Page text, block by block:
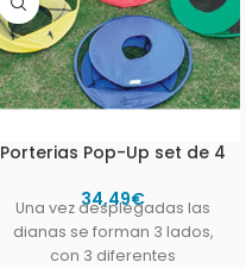
Porterias Pop-Up set de 4
34,49€
Una vez desplegadas las
dianas se forman 3 lados,
con 3 diferentes